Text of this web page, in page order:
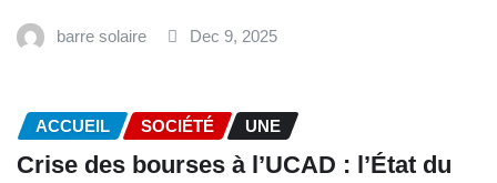
barre solaire Dec 9, 2025
ACCUEIL SOCIÉTÉ UNE
Crise des bourses à l’UCAD : l’État du